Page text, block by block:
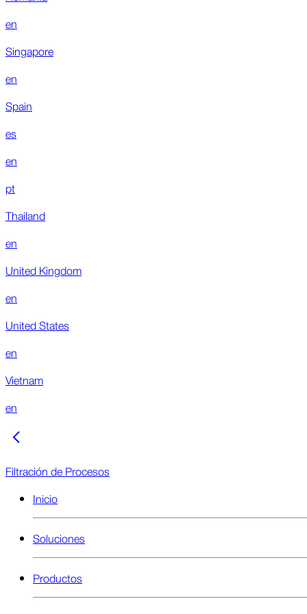
en
Singapore
en
Spain
es
en
pt
Thailand
en
United Kingdom
en
United States
en
Vietnam
en
Filtración de Procesos
Inicio
Soluciones
Productos